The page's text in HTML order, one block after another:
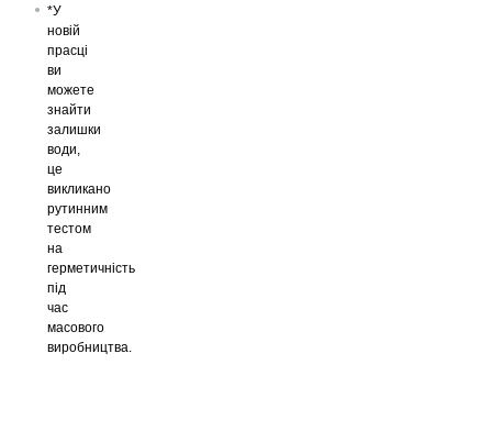
*У
новій
прасці
ви
можете
знайти
залишки
води,
це
викликано
рутинним
тестом
на
герметичність
під
час
масового
виробництва.